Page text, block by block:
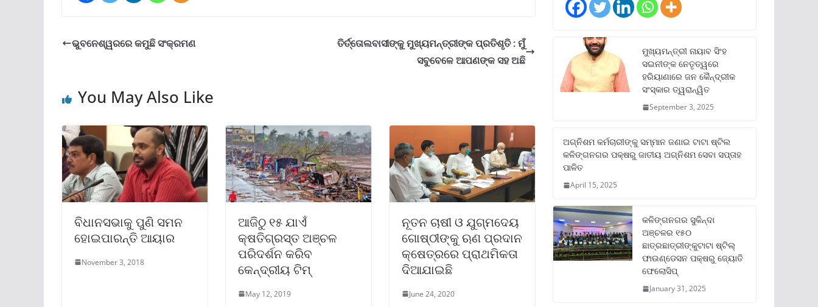
ଭୁବନେଶ୍ୱରରେ କମୁଛି ସଂକ୍ରମଣ
ତିର୍ତ୍ତୋଲବାସୀଙ୍କୁ ମୁଖ୍ୟମନ୍ତ୍ରୀଙ୍କ ପ୍ରତିଶୃତି : ମୁଁ
ସବୁବେଳେ ଆପଣଙ୍କ ସହ ଅଛି
You May Also Like
ବିଧାନସଭାକୁ ପୁଣି ସମନ
ହୋଇପାରନ୍ତି ଆୟାର
November 3, 2018
ଆଜିଠୁ ୧୫ ଯାଏଁ
କ୍ଷତିଗ୍ରସ୍ତ ଅଞ୍ଚଳ
ପରିଦର୍ଶନ କରିବ
କେନ୍ଦ୍ରୀୟ ଟିମ୍
May 12, 2019
ନୂତନ ଚାଷୀ ଓ ଯୁଗ୍ମଦେୟ
ଗୋଷ୍ଠୀଙ୍କୁ ଋଣ ପ୍ରଦାନ
କ୍ଷେତ୍ରରେ ପ୍ରାଥମିକତା
ଦିଆଯାଇଛି
June 24, 2020
ମୁଖ୍ୟମନ୍ତ୍ରୀ ନାୟାବ ସିଂହ
ସଇନୀଙ୍କ ନେତୃତ୍ୱରେ
ହରିୟାଣାରେ ଜନ କୈନ୍ଦ୍ରୀକ
ସଂସ୍କାର ତ୍ୱରାନ୍ୱିତ
September 3, 2025
ଅଗ୍ନିଶମ କର୍ମଚାରୀଙ୍କୁ ସମ୍ମାନ ଜଣାଇ ଟାଟା ଷ୍ଟିଲ
କଳିଙ୍ଗନଗର ପକ୍ଷରୁ ଜାତୀୟ ଅଗ୍ନିଶମ ସେବା ସପ୍ତାହ
ପାଳିତ
April 15, 2025
କଳିଙ୍ଗନଗର ସୁକିନ୍ଦା
ଅଞ୍ଚଳର ୧୫୦
ଛାତ୍ରଛାତ୍ରୀଙ୍କୁଟାଟା ଷ୍ଟିଲ୍
ଫାଉଣ୍ଡେସନ ପକ୍ଷରୁ ଜ୍ୟୋତି
ଫେଲୋସିପ୍‌
January 31, 2025